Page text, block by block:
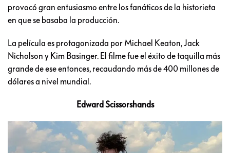
provocó gran entusiasmo entre los fanáticos de la historieta
en que se basaba la producción.
La película es protagonizada por Michael Keaton, Jack
Nicholson y Kim Basinger. El filme fue el éxito de taquilla más
grande de ese entonces, recaudando más de 400 millones de
dólares a nivel mundial.
Edward Scissorshands